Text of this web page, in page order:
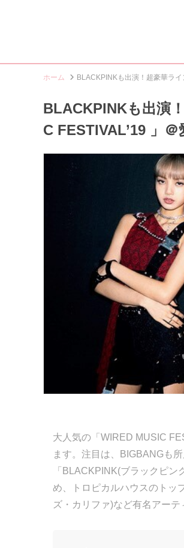
ホーム BLACKPINKも出演！超豪華ラ
BLACKPINKも出演
C FESTIVAL’19 」
大人気の「WIRED MUSIC
ます。注目は、BIGBANGも
「BLACKPINK(ブラックピ
め、トロピカルハウスのトッ
ズ・カリファ)など有名アーテ